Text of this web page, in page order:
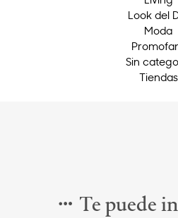
Look del
Moda
Sin
Tiendas
Te puede